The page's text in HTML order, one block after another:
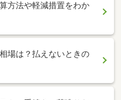
方法や軽減措置をわか
場は？払えないときの